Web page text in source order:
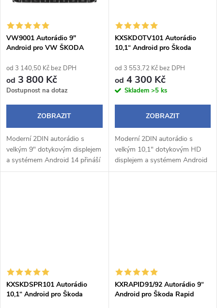
VW9001 Autorádio 9"
Android pro VW ŠKODA
od 3 140,50 Kč bez DPH
od 3 800 Kč
Dostupnost na dotaz
ZOBRAZIT
Moderní 2DIN autorádio s
velkým 9" dotykovým displejem
a systémem Android 14 přináší
pohodlné a chytré ovládání
KXSKDOTV101 Autorádio
10,1“ Android pro Škoda
od 3 553,72 Kč bez DPH
od 4 300 Kč
Skladem >5 ks
ZOBRAZIT
Moderní 2DIN autorádio s
velkým 10,1" dotykovým HD
displejem a systémem Android
14 přináší pohodlné a chytré
KXSKDSPR101 Autorádio
10,1“ Android pro Škoda
KXRAPID91/92 Autorádio 9“
Android pro Škoda Rapid